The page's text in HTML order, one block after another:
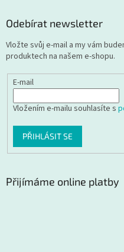
Odebírat newsletter
Vložte svůj e-mail a my vám
produktech na našem e-shopu.
E-mail
Vložením e-mailu souhlasíte s
PŘIHLÁSIT SE
Přijímáme online platby